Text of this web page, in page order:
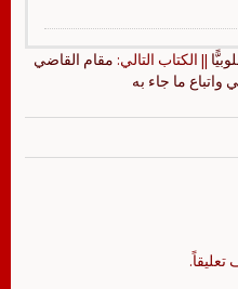
|| الكتاب التالي: مقام القاضي
ما جاء به
تعليقاً.